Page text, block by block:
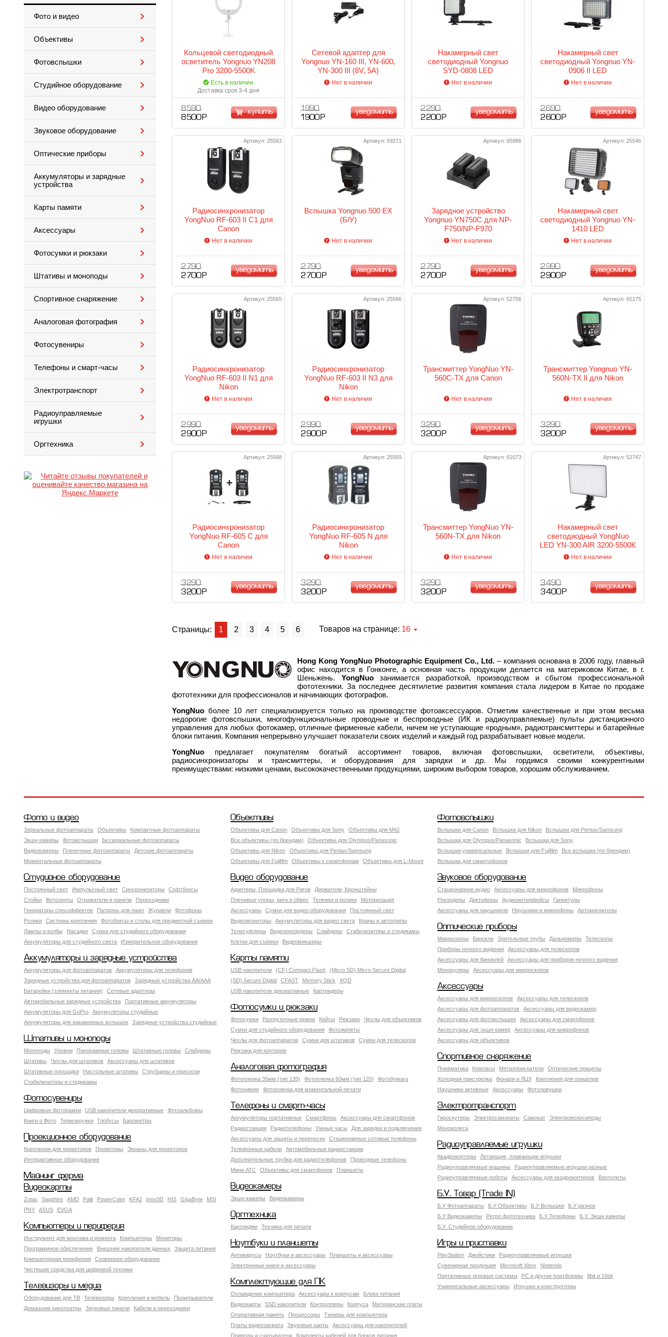
Фото и видео
Объективы
Фотовспышки
Студийное оборудование
Видео оборудование
Звуковое оборудование
Оптические приборы
Аккумуляторы и зарядные
устройства
Карты памяти
Аксессуары
Фотосумки и рюкзаки
Штативы и моноподы
Спортивное снаряжение
Аналоговая фотография
Фотосувениры
Телефоны и смарт-часы
Электротранспорт
Радиоуправляемые
игрушки
Оргтехника
Кольцевой светодиодный
осветитель Yongnuo YN208
Pro 3200-5500K
Есть в наличии
Доставка срок 3-4 дня
8 590
8 500 Р
купить
Сетевой адаптер для
Yongnuo YN-160 III, YN-600,
YN-300 III (8V, 5A)
Нет в наличии
1 990
1 900 Р
уведомить
Накамерный свет
светодиодный Yongnuo
SYD-0808 LED
Нет в наличии
2 290
2 200 Р
уведомить
Накамерный свет
светодиодный Yongnuo YN-
0906 II LED
Нет в наличии
2 690
2 600 Р
уведомить
Артикул: 25563
Радиосинхронизатор
YongNuo RF-603 II C1 для
Canon
Нет в наличии
2 790
2 700 Р
уведомить
Артикул: 59271
Вспышка Yongnuo 500 EX
(Б/У)
Нет в наличии
2 790
2 700 Р
уведомить
Артикул: 65986
Зарядное устройство
Yongnuo YN750C для NP-
F750/NP-F970
Нет в наличии
2 790
2 700 Р
уведомить
Артикул: 25546
Накамерный свет
светодиодный Yongnuo YN-
1410 LED
Нет в наличии
2 990
2 900 Р
уведомить
Артикул: 25565
Радиосинхронизатор
YongNuo RF-603 II N1 для
Nikon
Нет в наличии
2 990
2 900 Р
уведомить
Артикул: 25566
Радиосинхронизатор
YongNuo RF-603 II N3 для
Nikon
Нет в наличии
2 990
2 900 Р
уведомить
Артикул: 52756
Трансмиттер YongNuo YN-
560C-TX для Canon
Нет в наличии
3 290
3 200 Р
уведомить
Артикул: 65175
Трансмиттер Yongnuo YN-
560N-TX II для Nikon
Нет в наличии
3 290
3 200 Р
уведомить
Артикул: 25568
Радиосинхронизатор
YongNuo RF-605 C для
Canon
Нет в наличии
3 290
3 200 Р
уведомить
Артикул: 25569
Радиосинхронизатор
YongNuo RF-605 N для
Nikon
Нет в наличии
3 290
3 200 Р
уведомить
Артикул: 61073
Трансмиттер YongNuo YN-
560N-TX для Nikon
Нет в наличии
3 290
3 200 Р
уведомить
Артикул: 52747
Накамерный свет
светодиодный YongNuo
LED YN-300 AIR 3200-5500K
Нет в наличии
3 490
3 400 Р
уведомить
Страницы: 1 2 3 4 5 6 Товаров на странице: 16
Hong Kong YongNuo Photographic Equipment Co., Ltd. – компания основана в 2006 году, главный
офис находится в Гонконге, а основная часть продукции делается на материковом Китае, в г.
Шеньжень. YongNuoзанимается разработкой, производством и сбытом профессиональной
фототехники. За последнее десятилетие развития компания стала лидером в Китае по продаже
фототехники для профессионалов и начинающих фотографов.
YongNuoболее 10 лет специализируется только на производстве фотоаксессуаров. Отметим качественные и при этом весьма
недорогие фотовспышки, многофункциональные проводные и беспроводные (ИК и радиоуправляемые) пульты дистанционного
управления для любых фотокамер, отличные фирменные кабели, ничем не уступающие «родным», радиотрансмиттеры и батарейные
блоки питания. Компания непрерывно улучшает показатели своих изделий и каждый год разрабатывает новые модели.
YongNuo предлагает покупателям богатый ассортимент товаров, включая фотовспышки, осветители, объективы,
радиосинхронизаторы и трансмиттеры, и оборудования для зарядки и др. Мы гордимся своими конкурентными
преимуществами: низкими ценами, высококачественными продукциями, широким выбором товаров, хорошим обслуживанием.
Фото и видео
Зеркальные фотоаппараты Объективы
Компактные фотоаппараты
Экшн камеры
Фотовспышки
Беззеркальные фотоаппараты
Видеокамеры
Пленочные фотоаппараты
Детские фотоаппараты
Моментальные фотоаппараты
Объективы
Объективы для Canon Объективы для Sony
Объективы для M42
Все объективы (по брендам)
Объективы для Olympus/Panasonic
Объективы для Nikon
Объективы для Pentax/Samsung
Объективы для Fujifilm
Объективы к смартфонам Объективы для L-Mount
Фотовспышки
Вспышки для Canon Вспышки для Nikon
Вспышки для Pentax/Samsung
Вспышки для Olympus/Panasonic
Вспышки для Sony
Вспышки универсальные
Вспышки для Fujifilm
Все вспышки (по брендам)
Вспышки для смартофонов
Студийное оборудование
Постоянный свет Импульсный свет Синхронизаторы
Софтбоксы
Стойки
Фотозонты Отражатели и панели
Переходники
Генераторы спецэффектов
Патроны для ламп Журавли
Фотофоны
Ролики
Системы крепления
Фотобоксы и столы для предметной съемки
Лампы и колбы
Насадки
Сумки для студийного оборудования
Аккумуляторы для студийного света
Измерительное оборудование
Видео оборудование
Адаптеры, Площадки для Ригов
Держатели, Кронштейны
Плечевые упоры, риги и обвес
Тележки и ролики
Моторизация
Аксессуары
Сумки для видео оборудования
Постоянный свет
Видеомониторы
Аккумуляторы для видео света
Краны и автогрипы
Телесуфлеры
Видеорекордеры Слайдеры
Стабилизаторы и стедикамы
Клетки для съёмки
Видеомикшеры
Звуковое оборудование
Стационарное аудио Аксессуары для микрофонов
Микрофоны
Рекордеры
Диктофоны Аудиоинтерфейсы
Гарнитуры
Аксессуары для наушников
Наушники и микрофоны Автомагнитолы
Оптические приборы
Микроскопы Бинокли Зрительные трубы Дальномеры
Телескопы
Приборы ночного видения
Аксессуары для телескопов
Аксессуары для биноклей
Аксессуары для приборов ночного видения
Монокуляры
Аксессуары для микроскопов
Аккумуляторы и зарядные устройства
Аккумуляторы для фотоаппаратов
Аккумуляторы для телефонов
Зарядные устройства для фотоаппаратов
Зарядные устройства AA/AAA
Батарейки (элементы питания)
Сетевые адаптеры
Автомобильные зарядные устройства
Портативные аккумуляторы
Аккумуляторы для GoPro
Аккумуляторы студийные
Аккумуляторы для накамерных вспышек
Зарядные устройства студийные
Карты памяти
USB накопители (CF) Compact Flash
(Micro SD) Micro Secure Digital
(SD) Secure Digital
CFAST Memory Stick
XQD
USB накопители декоративные
Картридеры Аксессуары
Аксессуары для микроскопов
Аксессуары для телескопов
Аксессуары для фотоаппаратов
Аксессуары для видеокамер
Аксессуары для фотовспышек
Аксессуары для смартфонов
Аксессуары для экшн-камер
Аксессуары для микрофонов
Аксессуары для объективов
Фотосумки и рюкзаки
Фотосумки Разгрузочные ремни Кейсы Рюкзаки
Чехлы для объективов
Сумки для студийного оборудования
Фотожилеты
Чехлы для фотоаппаратов
Сумки для штативов
Сумки для телескопов
Рюкзаки для коптеров
Штативы и моноподы
Моноподы Уровни Панорамные головы Штативные головы
Слайдеры
Штативы
Чехлы для штативов
Аксессуары для штативов
Штативные площадки
Настольные штативы
Струбцины и присоски
Стабилизаторы и стедикамы
Спортивное снаряжение
Пневматика Компасы Металлоискатели
Оптические прицелы
Холодная пристрелка
Фонари и ЛЦУ
Крепления для прицелов
Наушники активные
Аксессуары Фотоловушки
Аналоговая фотография
Фотопленка 35мм (тип 135) Фотопленка 60мм (тип 120)
Фотобумага
Фотохимия
Фотопленка для моментальной печати
Фотосувениры
Цифровые фоторамки USB накопители декоративные
Фотоальбомы
Книги о Фото
Термокружки Глобусы Барометры
Телефоны и смарт-часы
Аккумуляторы портативные Смартфоны
Аксессуары для смартфонов
Радиостанции
Радиотелефоны Умные часы
Для зарядки и подключения
Аксессуары для защиты и переноски
Стационарные сотовые телефоны
Телефонные кабели
Автомобильные радиостанции
Дополнительные трубки для радиотелефонов
Проводные телефоны
Мини АТС
Объективы для смартфонов Планшеты
Электротранспорт
Гироскутеры Электросамокаты Самокат
Электровелосипеды
Моноколеса
Проекционное оборудование
Крепления для проекторов Проекторы
Экраны для проекторов
Интерактивное оборудование
Радиоуправляемые игрушки
Квадрокоптеры
Летающие, плавающие игрушки
Радиоуправляемые машины
Радиоуправляемые игрушки разные
Радиоуправляемые роботы
Аксессуары для квадрокоптеров Вертолеты
Майнинг ферма
Видеокамеры
Экшн камеры Видеокамеры
Видеокарты
Zotac Sapphire AMD Palit PowerColor KFA2 Inno3D HIS GigaByte
MSI
PNY
ASUS EVGA
Б.У. Товар (Trade IN)
Б.У Фотоаппараты Б.У Объективы Б.У Вспышки
Б.У разное
Б.У Видеокамеры
Ретро фототехника Б.У Телефоны
Б.У. Экшн камеры
Б.У. Студийное оборудование
Оргтехника
Картриджи Техника для печати
Компьютеры и периферия
Инструмент для монтажа и ремонта Компьютеры
Мониторы
Программное обеспечение
Внешние накопители данных
Защита питания
Компьютерная периферия
Серверное оборудование
Чистящие средства для цифровой техники
Ноутбуки и планшеты
Антивирусы Ноутбуки и аксессуары
Планшеты и аксессуары
Электронные книги и аксессуары
Игры и приставки
PlayStation Джойстики
Радиоуправляемые игрушки
Сувенирная продукция
Microsoft Xbox
Nintendo
Портативные игровые системы
PC и другие платформы
8bit и 16bit
Универсальные аксессуары
Игрушки и конструкторы
Комплектующие для ПК
Охлаждение компьютера Аксессуары к корпусам
Блоки питания
Видеокарты
SSD накопители Контроллеры Корпуса
Материнские платы
Оперативная память
Процессоры
Тюнеры для компьютера
Платы видеозахвата
Звуковые карты
Аксессуары для накопителей
Приводы и считыватели
Комплекты кабелей для блоков питания
Телевизоры и медиа
Оборудование для ТВ Телевизоры Крепления и мебель
Проигрыватели
Домашние кинотеатры
Звуковые панели Кабели и переходники